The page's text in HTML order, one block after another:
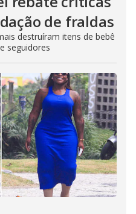
de fraldas
destruíram itens de bebê
seguidores